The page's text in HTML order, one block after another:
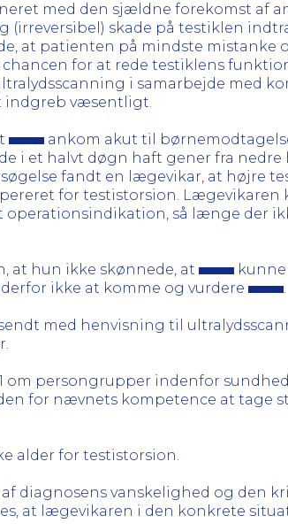
med den sjældne forekomst af
(irreversibel) skade på testiklen
at patienten på mindste
for at rede testiklens
i samarbejde med
indgreb væsentligt.
ankom akut til
i et halvt døgn haft gener fra
fandt en lægevikar, at højre
for testistorsion. Lægevikaren
operationsindikation, så længe der
at hun ikke skønnede, at
ikke at komme og vurdere
.
med henvisning til
om persongrupper indenfor
for nævnets kompetence at tage
alder for testistorsion.
diagnosens vanskelighed og den
at lægevikaren i den konkrete